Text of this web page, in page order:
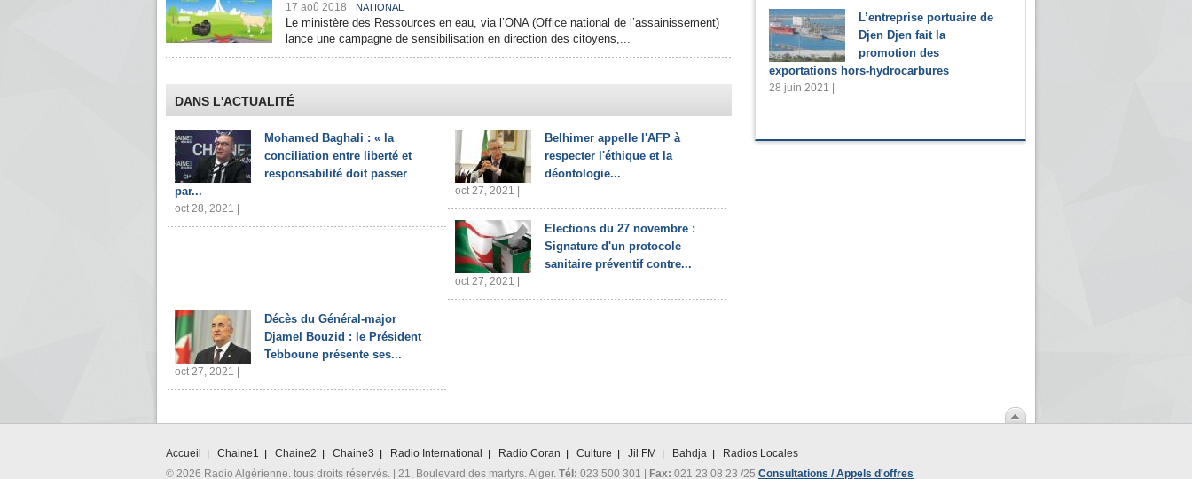
17 aoû 2018 NATIONAL
Le ministère des Ressources en eau, via l’ONA (Office national de l’assainissement)
lance une campagne de sensibilisation en direction des citoyens,...
DANS L'ACTUALITÉ
Mohamed Baghali : « la
conciliation entre liberté et
responsabilité doit passer
par...
oct 28, 2021 |
Belhimer appelle l'AFP à
respecter l'éthique et la
déontologie...
oct 27, 2021 |
Elections du 27 novembre :
Signature d'un protocole
sanitaire préventif contre...
oct 27, 2021 |
Décès du Général-major
Djamel Bouzid : le Président
Tebboune présente ses...
oct 27, 2021 |
L’entreprise portuaire de
Djen Djen fait la
promotion des
exportations hors-hydrocarbures
28 juin 2021 |
Accueil Chaine1 Chaine2 Chaine3 Radio International Radio Coran Culture Jil FM Bahdja
Radios Locales
© 2026 Radio Algérienne. tous droits réservés. | 21, Boulevard des martyrs. Alger. Tél: 023 500 301 | Fax: 021 23 08 23 /25 Consultations / Appels d'offres